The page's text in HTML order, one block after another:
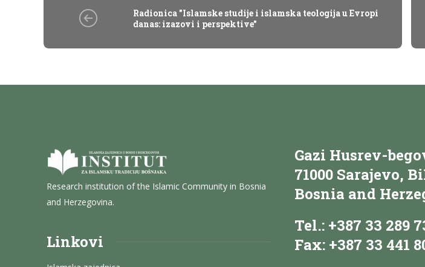
Radionica "Islamske studije i islamska teologija u Evropi
danas: izazovi i perspektive"
Research institution of the Islamic Community in Bosnia
and Herzegovina.
Linkovi
Gazi Husrev-
71000 Sarajevo,
Bosnia and
Tel.: +387 33 289
Fax: +387 33 441